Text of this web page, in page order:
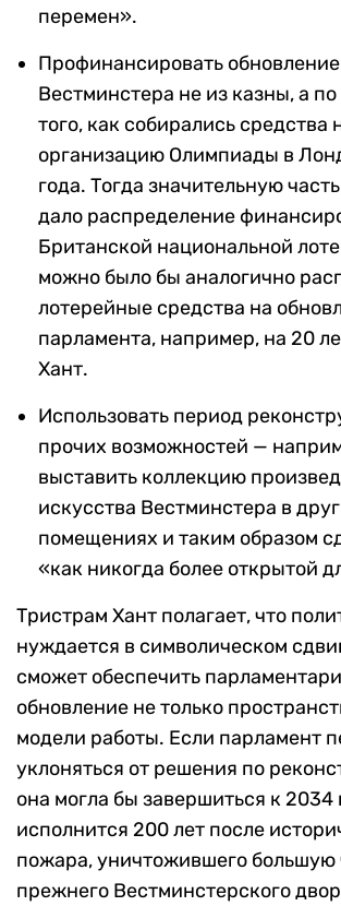
перемен».
Профинансировать обновление
Вестминстера не из казны, а
того, как собирались средства
организацию Олимпиады в
года. Тогда значительную
дало распределение
Британской национальной
можно было бы аналогично
лотерейные средства на
парламента, например, на 20
Хант.
Использовать период
прочих возможностей —
выставить коллекцию
искусства Вестминстера в
помещениях и таким образом
«как никогда более открытой
Тристрам Хант полагает, что
нуждается в символическом
сможет обеспечить
обновление не только
модели работы. Если парламент
уклоняться от решения по
она могла бы завершиться к 2034
исполнится 200 лет после
пожара, уничтожившего большую
прежнего Вестминстерского